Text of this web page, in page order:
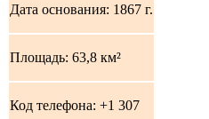
Дата основания: 1867 г.
Площадь: 63,8 км²
Код телефона: +1 307